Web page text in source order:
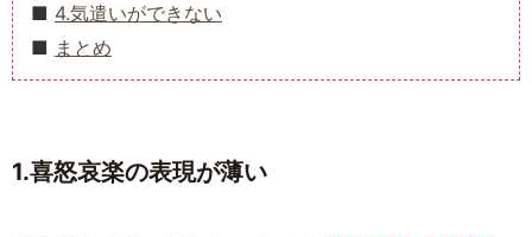
4.気遣いができない
まとめ
1.喜怒哀楽の表現が薄い